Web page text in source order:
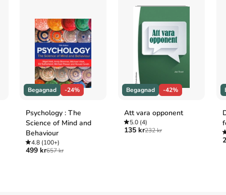
psykologi och andra beteendevetenskaper, 1
för psykologi och andra beteendevetenskaper(1:a
och andra beteendevetenskaper. 1:a uppl.
Begagnad -24%
Psychology : The
Science of Mind and
Behaviour
4.8 (100+)
499 kr657 kr
Begagnad -42%
Att vara opponent
5.0(4)
135 kr232 kr